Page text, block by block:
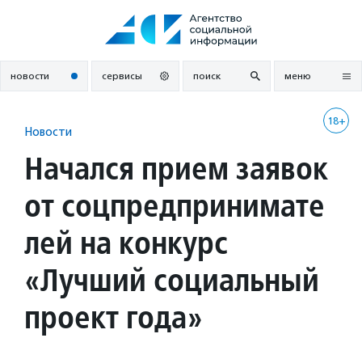
новости сервисы поиск меню
18+
Новости
Начался прием заявок
от соцпредпринимате
лей на конкурс
«Лучший социальный
проект года»